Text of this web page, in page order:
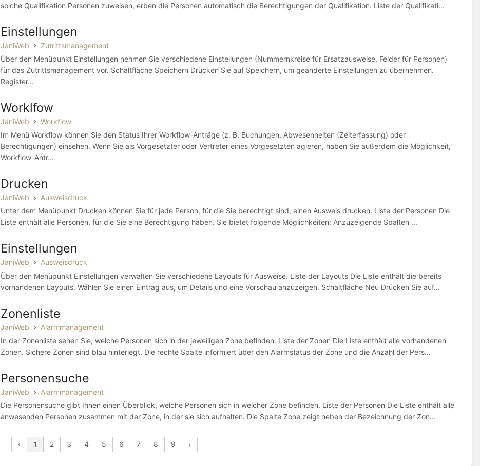
solche Qualifikation Personen zuweisen, erben die Personen automatisch die Berechtigungen der Qualifikation. Liste der Qualifikati...
Einstellungen
JaniWeb
Zutrittsmanagement
Über den Menüpunkt Einstellungen nehmen Sie verschiedene Einstellungen (Nummernkreise für Ersatzausweise, Felder für Personen)
für das Zutrittsmanagement vor. Schaltfläche Speichern Drücken Sie auf Speichern, um geänderte Einstellungen zu übernehmen.
Register...
Worklfow
JaniWeb
Workflow
Im Menü Workflow können Sie den Status Ihrer Workflow-Anträge (z. B. Buchungen, Abwesenheiten (Zeiterfassung) oder
Berechtigungen) einsehen. Wenn Sie als Vorgesetzter oder Vertreter eines Vorgesetzten agieren, haben Sie außerdem die Möglichkeit,
Workflow-Antr...
Drucken
JaniWeb
Ausweisdruck
Unter dem Menüpunkt Drucken können Sie für jede Person, für die Sie berechtigt sind, einen Ausweis drucken. Liste der Personen Die
Liste enthält alle Personen, für die Sie eine Berechtigung haben. Sie bietet folgende Möglichkeiten: Anzuzeigende Spalten ...
Einstellungen
JaniWeb
Ausweisdruck
Über den Menüpunkt Einstellungen verwalten Sie verschiedene Layouts für Ausweise. Liste der Layouts Die Liste enthält die bereits
vorhandenen Layouts. Wählen Sie einen Eintrag aus, um Details und eine Vorschau anzuzeigen. Schaltfläche Neu Drücken Sie auf...
Zonenliste
JaniWeb
Alarmmanagement
In der Zonenliste sehen Sie, welche Personen sich in der jeweiligen Zone befinden. Liste der Zonen Die Liste enthält alle vorhandenen
Zonen. Sichere Zonen sind blau hinterlegt. Die rechte Spalte informiert über den Alarmstatus der Zone und die Anzahl der Pers...
Personensuche
JaniWeb
Alarmmanagement
Die Personensuche gibt Ihnen einen Überblick, welche Personen sich in welcher Zone befinden. Liste der Personen Die Liste enthält alle
anwesenden Personen zusammen mit der Zone, in der sie sich aufhalten. Die Spalte Zone zeigt neben der Bezeichnung der Zon...
‹ 1 2 3 4 5 6 7 8 9 ›